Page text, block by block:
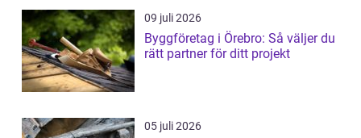
09 juli 2026
Byggföretag i Örebro: Så väljer du
rätt partner för ditt projekt
05 juli 2026